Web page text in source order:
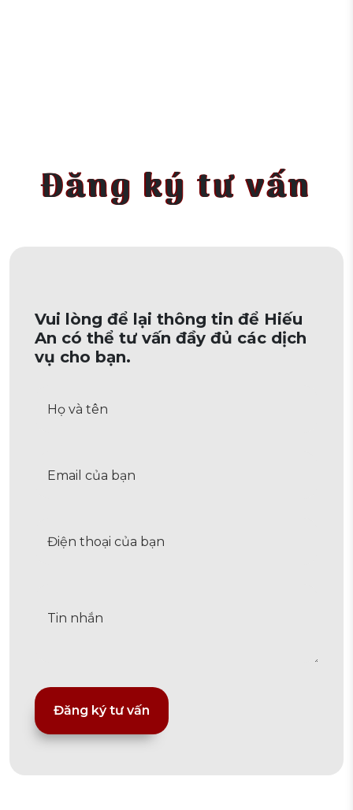
Đăng ký tư vấn
Vui lòng để lại thông tin để Hiếu
An có thể tư vấn đầy đủ các dịch
vụ cho bạn.